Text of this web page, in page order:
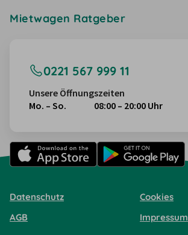
Mietwagen Ratgeber
0221 567 999 11
Unsere Öffnungszeiten
Mo. – So.
08:00 – 20:00 Uhr
Datenschutz
Cookies
AGB
Impressum